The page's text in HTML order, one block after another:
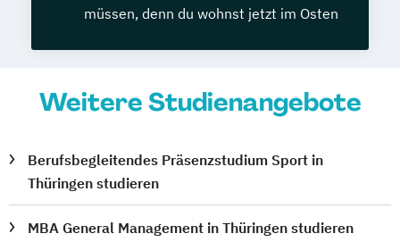
müssen, denn du wohnst jetzt im Osten
Weitere Studienangebote
Berufsbegleitendes Präsenzstudium Sport in
Thüringen studieren
MBA General Management in Thüringen studieren